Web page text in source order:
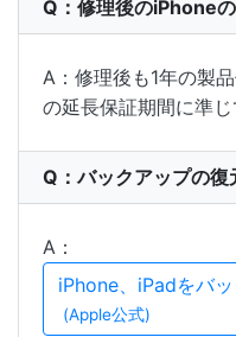
Q：修理後のiPhone
A：修理後も1年の製
の延長保証期間に準じ
Q：バックアップの復
A：
iPhone、iPadをバ
(Apple公式)